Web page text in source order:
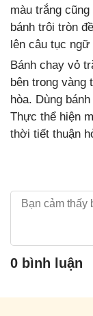
màu trắng
bánh trôi tròn
lên câu tục ngữ
Bánh chay vỏ
bên trong vàng
hòa. Dùng
Thực thể hiện
thời tiết thuận
0 bình luận